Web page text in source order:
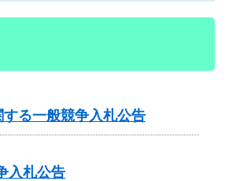
る一般競争入札公告
入札公告